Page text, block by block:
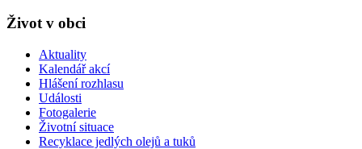
Život v obci
Aktuality
Kalendář akcí
Hlášení rozhlasu
Události
Fotogalerie
Životní situace
Recyklace jedlých olejů a tuků